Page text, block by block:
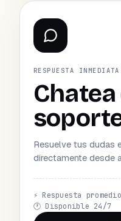
RESPUESTA INMEDIATA
Resuelve tus dudas
directamente desde
⚡ Respuesta
🕐 Disponible 24/7